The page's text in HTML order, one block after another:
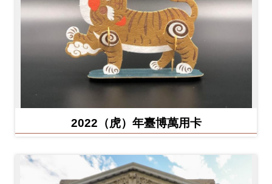
2022（虎）年臺博萬用卡